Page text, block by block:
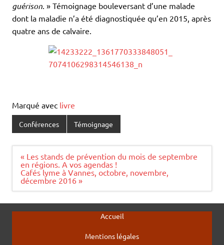
guérison. » Témoignage bouleversant d’une malade
dont la maladie n’a été diagnostiquée qu’en 2015, après
quatre ans de calvaire.
Marqué avec livre
Conférences Témoignage
Navigation
de
l’article
« Les stands de prévention du mois de septembre
en régions. A vos agendas !
Cafés lyme à Vannes, octobre, novembre,
décembre 2016 »
Accueil
Mentions légales